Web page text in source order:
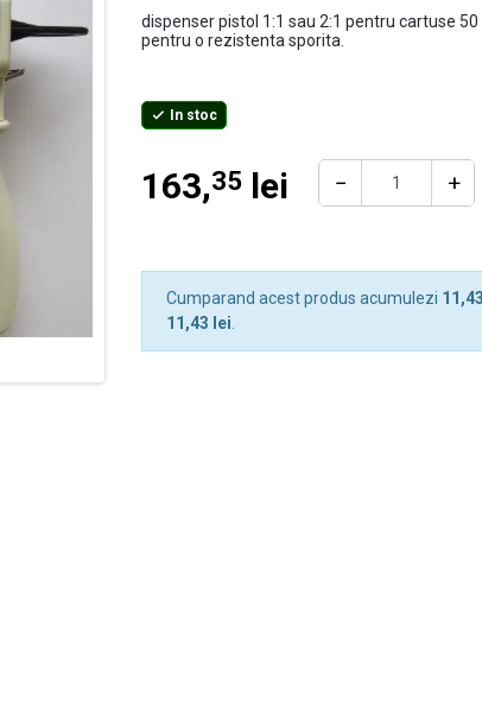
dispenser pistol 1:1 sau 2:1 pentru cartuse
pentru o rezistenta sporita.
 In stoc
163,35lei − +
Cumparand acest produs acumulezi
11,43 lei